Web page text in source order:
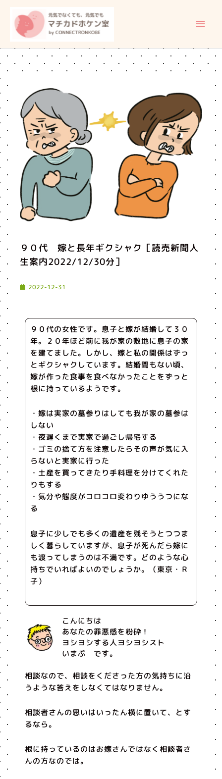
ッ
プ
イ
ン
メ
ニ
ュ
ー
９０代 嫁と長年ギクシャク［読売新聞人
生案内2022/12/30分］
2022-12-31
９０代の女性です。息子と嫁が結婚して３０
年。２０年ほど前に我が家の敷地に息子の家
を建てました。しかし、嫁と私の関係はずっ
とギクシャクしています。結婚間もない頃、
嫁が作った食事を食べなかったことをずっと
根に持っているようです。
・嫁は実家の墓参りはしても我が家の墓参は
しない
・夜遅くまで実家で過ごし帰宅する
・ゴミの捨て方を注意したらその声が気に入
らないと実家に行った
・土産を買ってきたり手料理を分けてくれた
りもする
・気分や態度がコロコロ変わりゆううつにな
る
息子に少しでも多くの遺産を残そうとつつま
しく暮らしていますが、息子が死んだら嫁に
も渡ってしまうのは不満です。どのような心
持ちでいればよいのでしょうか。（東京・Ｒ
子）
こんにちは
あなたの罪悪感を粉砕！
ヨシヨシする人ヨシヨシスト
いまぷ です。
相談なので、相談をくださった方の気持ちに沿
うような答えをしなくてはなりません。
相談者さんの思いはいったん横に置いて、とす
るなら。
根に持っているのはお嫁さんではなく相談者さ
んの方なのでは。